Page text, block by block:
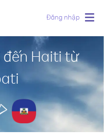
Đăng nhập
Haiti từ